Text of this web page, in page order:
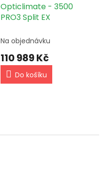
Opticlimate - 3500
PRO3 Split EX
Na objednávku
110 989 Kč
Do košíku